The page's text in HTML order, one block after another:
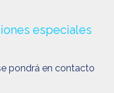
especiales
pondrá en contacto